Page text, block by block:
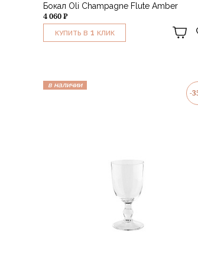
Бокал Oli Champagne Flute Amber
4 060 ₽
КУПИТЬ В 1 КЛИК
в наличии
-